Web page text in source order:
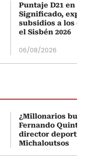
Puntaje D21 en
Significado,
subsidios a los
el Sisbén 2026
06/08/2026
¿Millonarios
Fernando
director
Michaloutsos